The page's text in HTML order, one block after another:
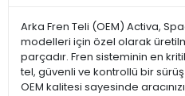
Arka Fren Teli (OEM) Activa,
modelleri için özel olarak
parçadır. Fren sisteminin en
tel, güvenli ve kontrollü bir
OEM kalitesi sayesinde